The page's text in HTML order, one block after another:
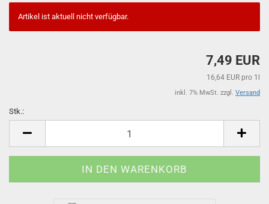
Artikel ist aktuell nicht verfügbar.
7,49 EUR
16,64 EUR pro 1l
inkl. 7% MwSt. zzgl. Versand
Stk.: